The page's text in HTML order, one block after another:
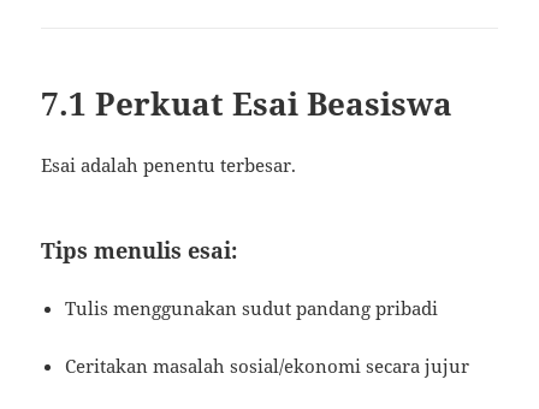
7.1 Perkuat Esai Beasiswa
Esai adalah penentu terbesar.
Tips menulis esai:
Tulis menggunakan sudut pandang pribadi
Ceritakan masalah sosial/ekonomi secara jujur